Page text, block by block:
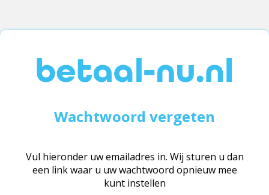
Wachtwoord vergeten
Vul hieronder uw emailadres in. Wij sturen u dan
een link waar u uw wachtwoord opnieuw mee
kunt instellen